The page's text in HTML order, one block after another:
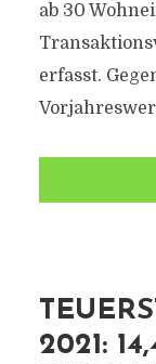
ab 30
erfasst.
2021: